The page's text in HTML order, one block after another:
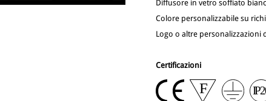
Diffusore in vetro soffiato
Colore personalizzabile su
Logo o altre personalizzazioni
Certificazioni